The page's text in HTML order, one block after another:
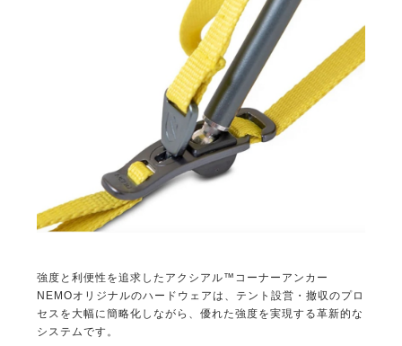
強度と利便性を追求したアクシアル™コーナーアンカー
NEMOオリジナルのハードウェアは、テント設営・撤収のプロ
セスを大幅に簡略化しながら、優れた強度を実現する革新的な
システムです。